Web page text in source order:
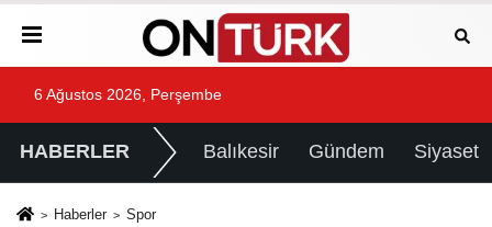
6 Ağustos 2026, Perşembe
HABERLER Balıkesir Gündem Siyaset
Haberler Spor